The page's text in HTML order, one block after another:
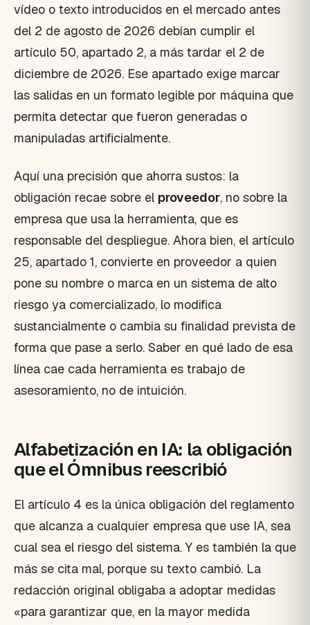
vídeo o texto introducidos en el mercado antes
del 2 de agosto de 2026 debían cumplir el
artículo 50, apartado 2, a más tardar el 2 de
diciembre de 2026. Ese apartado exige marcar
las salidas en un formato legible por máquina que
permita detectar que fueron generadas o
manipuladas artificialmente.
Aquí una precisión que ahorra sustos: la
obligación recae sobre el proveedor, no sobre la
empresa que usa la herramienta, que es
responsable del despliegue. Ahora bien, el artículo
25, apartado 1, convierte en proveedor a quien
pone su nombre o marca en un sistema de alto
riesgo ya comercializado, lo modifica
sustancialmente o cambia su finalidad prevista de
forma que pase a serlo. Saber en qué lado de esa
línea cae cada herramienta es trabajo de
asesoramiento, no de intuición.
Alfabetización en IA: la obligación
que el Ómnibus reescribió
El artículo 4 es la única obligación del reglamento
que alcanza a cualquier empresa que use IA, sea
cual sea el riesgo del sistema. Y es también la que
más se cita mal, porque su texto cambió. La
redacción original obligaba a adoptar medidas
«para garantizar que, en la mayor medida